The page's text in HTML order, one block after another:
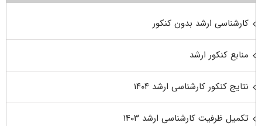
کارشناسی ارشد بدون کنکور
منابع کنکور ارشد
نتایج کنکور کارشناسی ارشد ۱۴۰۴
تکمیل ظرفیت کارشناسی ارشد ۱۴۰۳